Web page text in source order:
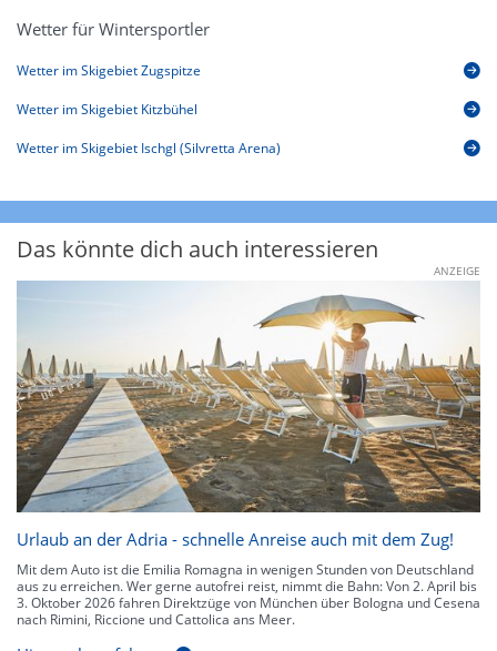
Wetter für Wintersportler
Wetter im Skigebiet Zugspitze
Wetter im Skigebiet Kitzbühel
Wetter im Skigebiet Ischgl (Silvretta Arena)
Das könnte dich auch interessieren
ANZEIGE
Urlaub an der Adria - schnelle Anreise auch mit dem Zug!
Mit dem Auto ist die Emilia Romagna in wenigen Stunden von Deutschland
aus zu erreichen. Wer gerne autofrei reist, nimmt die Bahn: Von 2. April bis
3. Oktober 2026 fahren Direktzüge von München über Bologna und Cesena
nach Rimini, Riccione und Cattolica ans Meer.